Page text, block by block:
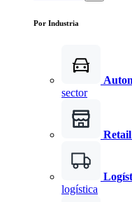
Por Industria
sector
Retail
logística